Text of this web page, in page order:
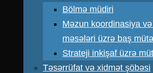
Bölmə müdiri
Məzun koordinasiya
məsələri üzrə baş
Strateji inkişaf üzrə
Təsərrüfat və xidmət şöbəsi